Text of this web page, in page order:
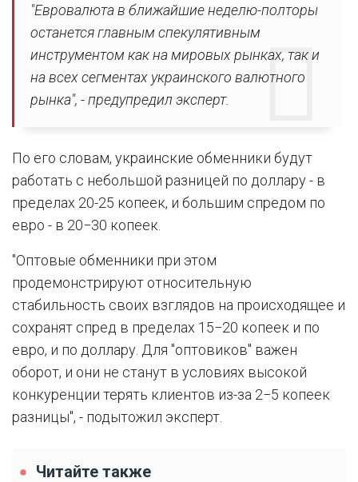
"Евровалюта в ближайшие неделю-полторы
останется главным спекулятивным
инструментом как на мировых рынках, так и
на всех сегментах украинского валютного
рынка", - предупредил эксперт.
По его словам, украинские обменники будут
работать с небольшой разницей по доллару - в
пределах 20-25 копеек, и большим спредом по
евро - в 20−30 копеек.
"Оптовые обменники при этом
продемонстрируют относительную
стабильность своих взглядов на происходящее и
сохранят спред в пределах 15−20 копеек и по
евро, и по доллару. Для "оптовиков" важен
оборот, и они не станут в условиях высокой
конкуренции терять клиентов из-за 2−5 копеек
разницы", - подытожил эксперт.
Читайте также